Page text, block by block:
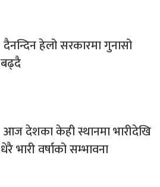
दैनन्दिन हेलो सरकारमा गुनासो
बढ्दै
आज देशका केही स्थानमा भारीदेखि
धेरै भारी वर्षाको सम्भावना